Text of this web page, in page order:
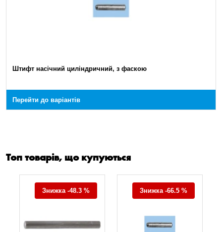
Штифт насічний циліндричний, з фаскою
Перейти до варіантів
Топ товарів, що купуються
Знижка -48.3 % Знижка -66.5 %